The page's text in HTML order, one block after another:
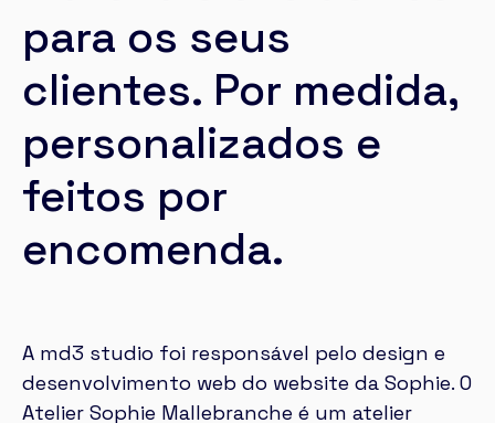
para os seus
clientes. Por medida,
personalizados e
feitos por
encomenda.
A md3 studio foi responsável pelo design e
desenvolvimento web do website da Sophie. O
Atelier Sophie Mallebranche é um atelier